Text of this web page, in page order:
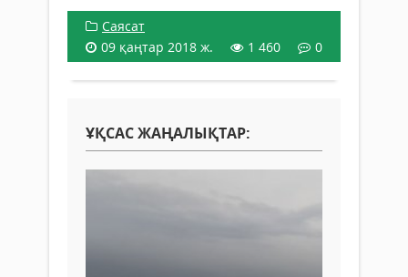
Саясат
09 қаңтар 2018 ж.
1 460 0
ҰҚСАС ЖАҢАЛЫҚТАР: